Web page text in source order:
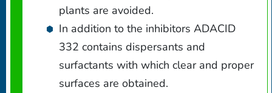
plants are avoided.
In addition to the inhibitors ADACID
332 contains dispersants and
surfactants with which clear and proper
surfaces are obtained.